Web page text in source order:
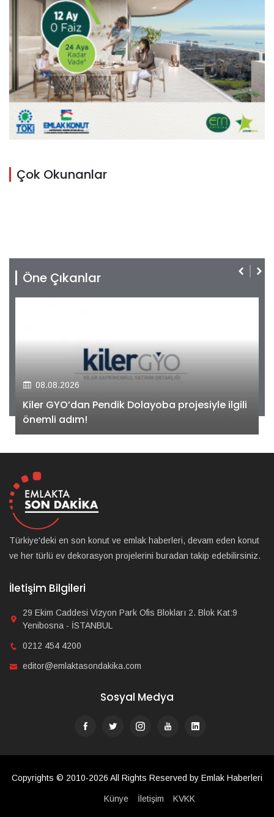
Çok Okunanlar
Öne Çıkanlar
08.08.2026
Kiler GYO’dan Pendik Dolayoba projesiyle ilgili
önemli adım!
Türkiye'deki en son konut ve emlak haberleri, devam eden konut
ve her türlü ev dekorasyon projelerini buradan takip edebilirsiniz.
İletişim Bilgileri
29 Ekim Caddesi Vizyon Park Ofis Blokları 2. Blok Kat:9
Yenibosna - İSTANBUL
0212 454 4200
editor@emlaktasondakika.com
Sosyal Medya
Copyrights © 2010-2026 All Rights Reserved by Emlak Haberleri
Künye İletişim KVKK